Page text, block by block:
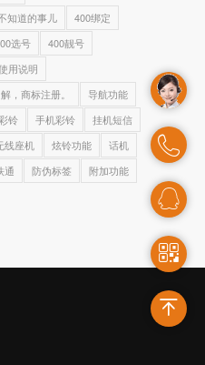
知道的事儿
400绑定
选号
400靓号
用说明
，商标注册。
导航功能
彩铃 手机彩铃
挂机短信
线座机 炫铃功能
话机
通 防伪标签
附加功能